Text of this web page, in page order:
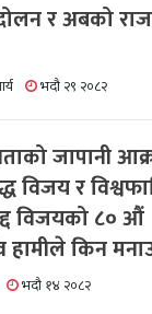
र अबको
भदौ २९ २०८२
जापानी
विजय र
विजयको ८० औं
हामीले किन
भदौ १४ २०८२